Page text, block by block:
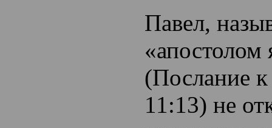
Павел,
«апостолом
(Послание
11:13) не